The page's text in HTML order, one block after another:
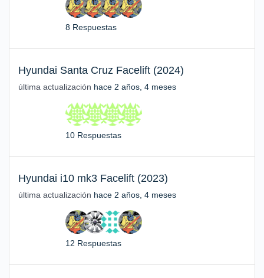
8 Respuestas
Hyundai Santa Cruz Facelift (2024)
última actualización hace 2 años, 4 meses
10 Respuestas
Hyundai i10 mk3 Facelift (2023)
última actualización hace 2 años, 4 meses
12 Respuestas